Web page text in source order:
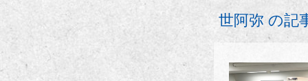
世阿弥 の記